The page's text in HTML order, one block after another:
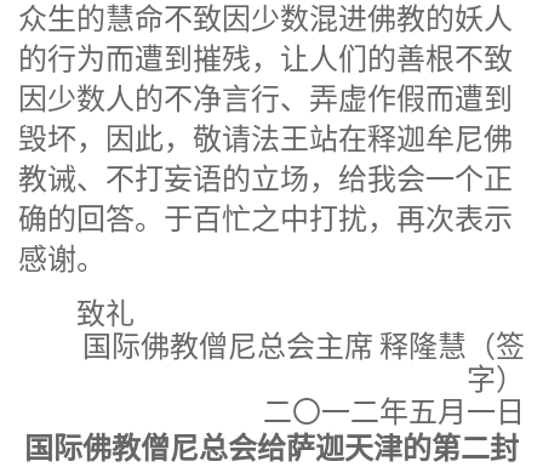
众生的慧命不致因少数混进佛教的妖人
的行为而遭到摧残，让人们的善根不致
因少数人的不净言行、弄虚作假而遭到
毁坏，因此，敬请法王站在释迦牟尼佛
教诫、不打妄语的立场，给我会一个正
确的回答。于百忙之中打扰，再次表示
感谢。
致礼
国际佛教僧尼总会主席 释隆慧（签
字）
二〇一二年五月一日
国际佛教僧尼总会给萨迦天津的第二封